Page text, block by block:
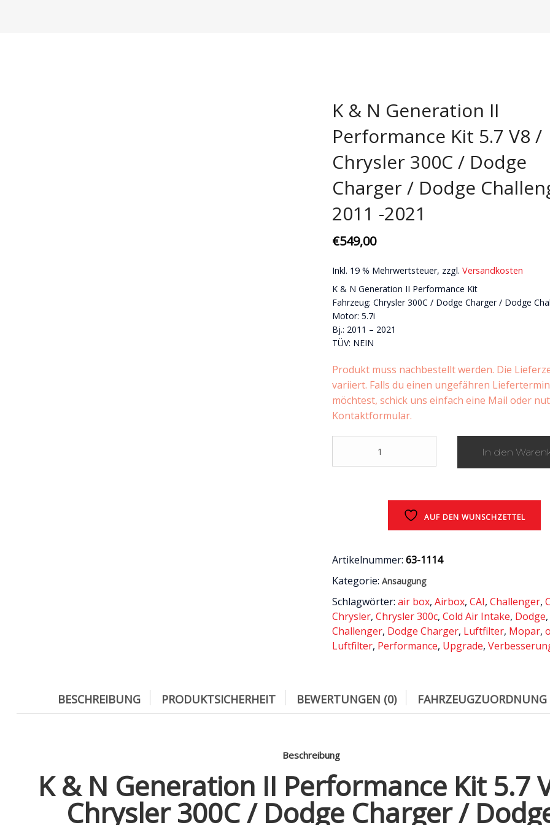
Querlenker
Stabilisatoren
Stoßdämpfer
Zündkerzen
K & N Generation II
Performance Kit 5.7 V8 /
Chrysler 300C / Dodge
Charger / Dodge
2011 -2021
€549,00
Inkl. 19 % Mehrwertsteuer, zzgl.Versandkosten
K & N Generation II Performance Kit
Fahrzeug: Chrysler 300C / Dodge Charger / Dodge
Motor: 5.7i
Bj.: 2011 – 2021
TÜV: NEIN
Produkt muss nachbestellt werden. Die
variiert. Falls du einen ungefähren
möchtest, schick uns einfach eine Mail oder
Kontaktformular.
N
/
300C
/
Dodge
Charger
/
Dodge
-2021
Menge
In den
AUF DEN WUNSCHZETTEL
Artikelnummer:63-1114
Kategorie:Ansaugung
Schlagwörter:air box,Airbox,CAI,Challenger,
Chrysler,Chrysler 300c,Cold Air Intake, Dodge
Challenger, Dodge Charger, Luftfilter, Mopar,
Luftfilter, Performance, Upgrade,
BESCHREIBUNG PRODUKTSICHERHEIT BEWERTUNGEN (0) FAHRZEUGZUORDNUNG
Beschreibung
K & N Generation II Performance Kit 5.7
Chrysler 300C / Dodge Charger /